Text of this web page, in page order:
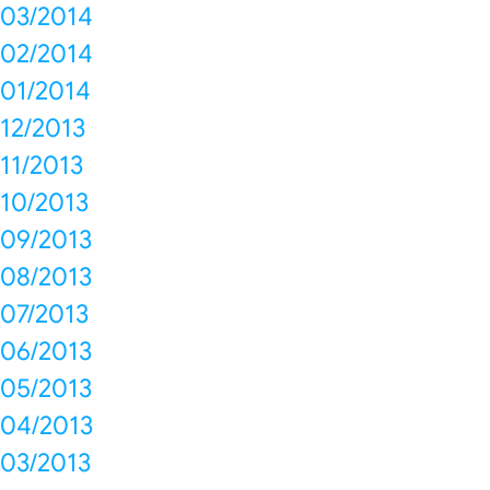
03/2014
02/2014
01/2014
12/2013
11/2013
10/2013
09/2013
08/2013
07/2013
06/2013
05/2013
04/2013
03/2013